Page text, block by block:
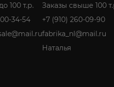
100 т.р.
34-54
Заказы свыше 100
+7 (910) 260-09-90
fabrika_nl@mail.ru
Наталья